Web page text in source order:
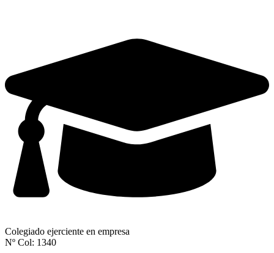
Colegiado ejerciente en empresa
Nº Col: 1340